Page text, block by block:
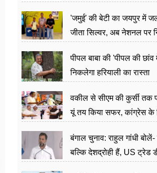
'जमुई' की बेटी का जयपुर में
जीता सिल्वर, अब नेशनल पर
पीपल बाबा की 'पीपल की
निकलेगा हरियाली का रास्ता
वकील से सीएम की कुर्सी तक
यूं तय किया सफर, कांग्रेस के
बंगाल चुनाव: राहुल गांधी
बल्कि देशद्रोही हैं, US ट्रेड